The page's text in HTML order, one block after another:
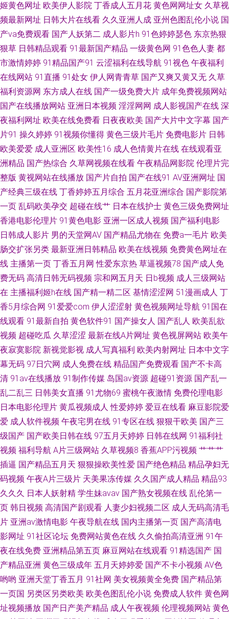
免费版下 日韩精品综合网 国产精品v 91猫先生 一本道综合色网 先锋激情资
原 国产和日韩毛片 91免费在线破视频 探花视频网站 欧美日韩成人 九一色站
www俺去也com 91N日韩成人性爱 欧美性爱影音先锋影院 九九av 成人福利
在线观看69 91九色白浆 伊人大久久AV 一区二区偷拍在线播放 日韩国产精品
一 密臀中文字幕 国产91页 91青娱乐国产视频 无码欧美一区 九九香蕉影院
黄色仑库 国产一区二 AV网手机版 91社安全网址 影音先锋av高跟 性爱视屏网
频 伊人无吗AV 欧美内射在线观看 国产AV福利 99热无码导航 91超碰资源总
站 91在线资源 精品国产高清自在线拍 久久韩国视频 国产视频25页 www69
男人天堂 91视频在线观看18 亚洲综合激情色网 欧美黄色网在线 导航资源网
站av 91操13 亚洲婷日韩欧美 日本a啊v在下观看 国产线路123 欧美bdsm另
类视频 伦理在线 福利小视频1024 www国产精品黑料 91熟女热 91传媒在线
观看视频 91九色蝌蚪视频网站 精品视频123 91国内大片 九1看片 91视频伊
人网 91色啦自拍 91网战观看 91久久视频 亚洲AV福利 欧美肏肏肏 福利网站
老湿机 91桃色官网免费进入 91不用下载 日韩一区福利导航
姬黄色网址 欧美伊人影院 丁香成人五月花 黄色网网址女 久草视
频最新网址 日韩大片在线看 久久亚洲人成 亚州色图乱伦小说 国
产va免费观看 国产人妖第二 成人影片h 91色婷婷瑟色 东京热狠
狠草 日韩精品观看 91最新国产精品 一级黄色网 91色色人妻 都
市激情婷婷 91精品国产91 云涩福利在线导航 91视色 午夜福利
在线网站 91直播 91处女 伊人网青青草 国产又爽又黄又无 久草
福利资源网 东方成人在线 国产一级免费大片 成年免费视频网站
国产在线播放网站 亚洲日本视频 淫淫网网 成人影视国产在线 深
夜福利网址 欧美在线免费看 日夜夜欧美 国产大片中文字幕 国产
片91 操久婷婷 91视频你懂得 黄色三级片毛片 免费电影片 日韩
欧美爱爱 成人亚洲区 欧美性16 成人色情黄片在线 在线观看亚
洲精品 国产热综合 久草网视频在线看 午夜精品网影院 伦理片完
整版 黄视网站在线播放 国产片自拍 国产在线91 AV亚洲网址 国
产经典三级在线 丁香婷婷五月综合 五月花亚洲综合 国产影院第
一页 乱码欧美孕交 超碰在线艹 日本在线护士 黄色三级免费网址
香港电影伦理片 91黄色电影 亚洲一区成人视频 国产福利电影
日韩成人影片 男的天堂网AV 国产精品尤物在 免费a一毛片 欧美
肠交扩张另类 最新亚洲日韩精品 欧美在线视频 免费黄色网址在
线 主播第一页 丁香五月网 性爱东京热 草逼视频78 国产成人免
费无码 高清日韩无码视频 宗和网五月天 日b视频 成人三级网站
在 主播福利姬h在线 国产精一精二区 基情涩涩网 51漫画成人 丁
香5月综合网 91爱爱com 伊人涩涩射 黄色视频网址导航 91国在
线观看 91最新自拍 黄色软件91 国产操女人 国产乱人 欧美乱欲
视频 超碰吃瓜 久草涩涩 最新在线A片网址 黄色视屏网站 欧美午
夜寂寞影院 新视觉影视 成人写真福利 欧美内射网址 日本中文字
幕无码 97日穴网 成人免费在线 精品国产免费观看 国产不卡高
清 91av在线播放 91制作传媒 岛国av资源 超碰91资源 国产乱一
乱二乱三 日韩美女直播 91尤物69 蜜桃午夜激情 免费伦理电影
日本电影伦理片 黄瓜视频成人 性爱婷婷 爱豆在线看 麻豆影院爱
爱 成人软件视频 午夜宅男在线 91专区在线 狠狠干欧美 国产三
级国产 国产欧美日韩在线 97五月天婷婷 日韩在线网 91福利社
视频 福利导航 A片三级网站 久草视频8 香蕉APP污视频 艹艹艹
插逼 国产精品五月天 狠狠操欧美性爱 国产绝色精品 精品孕妇无
码视频 午夜A片三级片 天美果冻传媒 久久国产成人精品 精品93
久久久 日本人妖射精 学生妹avav 国产熟女视频在线 乱伦第一
页 韩日视频 高清国产剧观看 人妻少妇视频二区 成人无码高清毛
片 亚洲av激情电影 午夜导航在线 国内主播第一页 国产高清电
影网址 91社区论坛 免费网站黄色在线 久久偷拍高清亚洲 91午
夜在线免费 亚洲精品第五页 麻豆网站在线观看 91精选国产 国
产精品亚洲 黄色三级成年 五月天婷婷爱 国产不卡小视频 AV色
哟哟 亚洲天堂丁香五月 91社网 美女视频黄全免费 国产精品第
一页国 另类区另类欧美 欧美色图乱伦小说 免费成人软件 黄色网
址视频播放 国产日产美产精品 成人午夜视频 伦理视频网站 黄色